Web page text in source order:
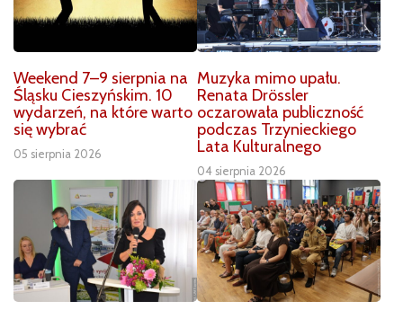
Weekend 7–9 sierpnia na
Śląsku Cieszyńskim. 10
wydarzeń, na które warto
się wybrać
05 sierpnia 2026
Muzyka mimo upału.
Renata Drössler
oczarowała publiczność
podczas Trzynieckiego
Lata Kulturalnego
04 sierpnia 2026